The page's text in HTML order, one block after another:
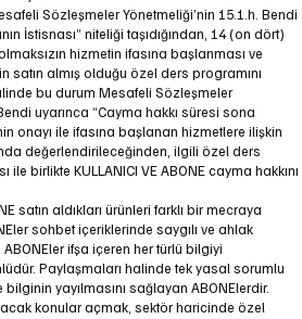
Sözleşmeler Yönetmeliği’nin 15.1.h. Bendi
İstisnası” niteliği taşıdığından, 14 (on dört)
hizmetin ifasına başlanması ve
satın almış olduğu özel ders programını
bu durum Mesafeli Sözleşmeler
uyarınca “Cayma hakkı süresi sona
onayı ile ifasına başlanan hizmetlere ilişkin
değerlendirileceğinden, ilgili özel ders
birlikte KULLANICI VE ABONE cayma hakkını
satın aldıkları ürünleri farklı bir mecraya
sohbet içeriklerinde saygılı ve ahlak
ifşa içeren her türlü bilgiyi
Paylaşmaları halinde tek yasal sorumlu
yayılmasını sağlayan ABONElerdir.
konular açmak, sektör haricinde özel